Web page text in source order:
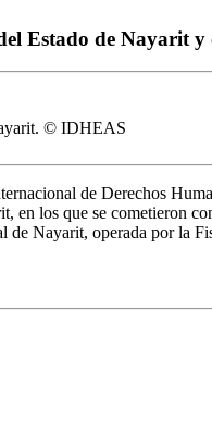
Estado de Nayarit y
© IDHEAS
de Derechos
los que se cometieron
de Nayarit, operada por la